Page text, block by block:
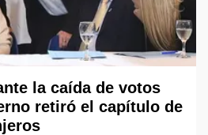
la caída de votos
retiró el capítulo de